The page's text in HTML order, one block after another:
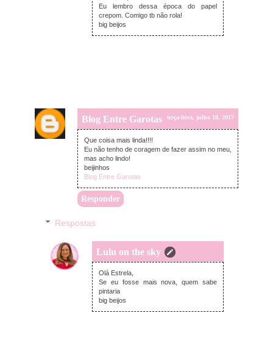
Eu lembro dessa época do papel
crepom. Comigo tb não rola!
big beijos
Blog Entre Garotas terça-feira, julho 18, 2017
Que coisa mais linda!!!!
Eu não tenho de coragem de fazer assim no meu,
mas acho lindo!
beijinhos
Blog Entre Garotas
Responder
Respostas
Lulu on the sky
terça-feira, julho 18, 2017
Olá Estrela,
Se eu fosse mais nova, quem sabe
pintaria
big beijos